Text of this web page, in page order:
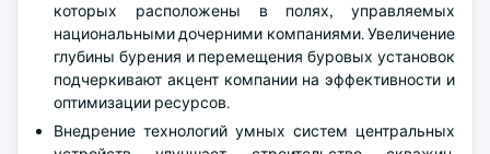
которых расположены в полях, управляемых
национальными дочерними компаниями. Увеличение
глубины бурения и перемещения буровых установок
подчеркивают акцент компании на эффективности и
оптимизации ресурсов.
Внедрение технологий умных систем центральных